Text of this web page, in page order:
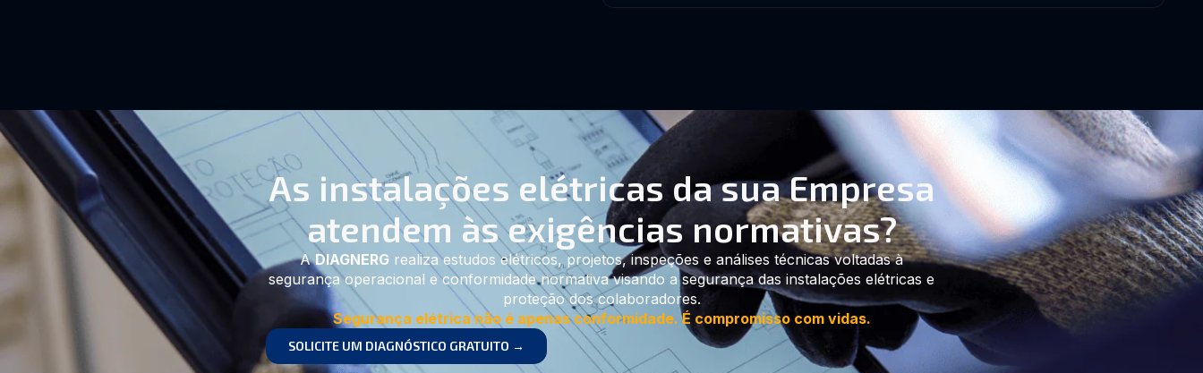
As instalações elétricas da sua Empresa
atendem às exigências normativas?
ADIAGNERG realiza estudos elétricos, projetos, inspeções e análises técnicas voltadas à
segurança operacional e conformidade normativa visando a segurança das instalações elétricas e
proteção dos colaboradores.
Segurança elétrica não é apenas conformidade. É compromisso com vidas.
SOLICITE UM DIAGNÓSTICO GRATUITO →